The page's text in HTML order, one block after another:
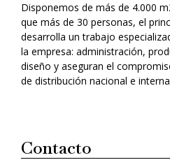
Disponemos de más de 4.000
que más de 30 personas, el
desarrolla un trabajo
la empresa: administración,
diseño y aseguran el
de distribución nacional e
Contacto